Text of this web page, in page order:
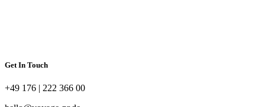
Get In Touch
+49 176 | 222 366 00